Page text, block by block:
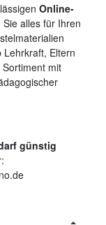
Online-
Sie alles für Ihren
Lehrkraft, Eltern
mit
günstig